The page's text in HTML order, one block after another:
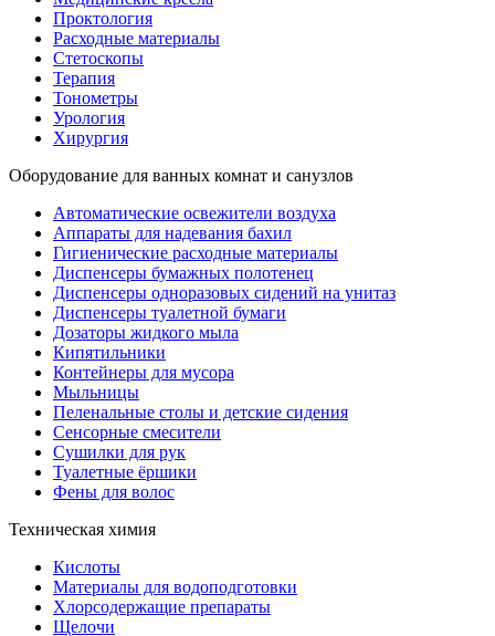
Проктология
Расходные материалы
Стетоскопы
Терапия
Тонометры
Урология
Хирургия
Оборудование для ванных комнат и санузлов
Автоматические освежители воздуха
Аппараты для надевания бахил
Гигиенические расходные материалы
Диспенсеры бумажных полотенец
Диспенсеры одноразовых сидений на унитаз
Диспенсеры туалетной бумаги
Дозаторы жидкого мыла
Кипятильники
Контейнеры для мусора
Мыльницы
Пеленальные столы и детские сидения
Сенсорные смесители
Сушилки для рук
Туалетные ёршики
Фены для волос
Техническая химия
Кислоты
Материалы для водоподготовки
Хлорсодержащие препараты
Щелочи